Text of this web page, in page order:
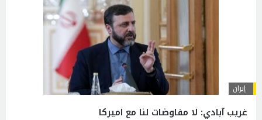
إيران
غريب آبادي: لا مفاوضات لنا مع اميركا